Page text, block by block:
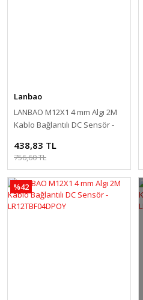
Lanbao
LANBAO M12X1 4 mm Algı 2M
Kablo Bağlantılı DC Sensör -
438,83 TL
756,60 TL
%42